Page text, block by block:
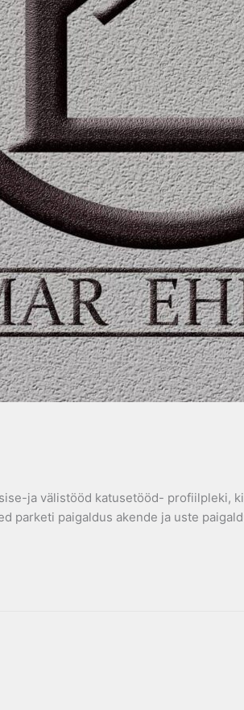
ja välistööd katusetööd- profiilpleki,
parketi paigaldus akende ja uste